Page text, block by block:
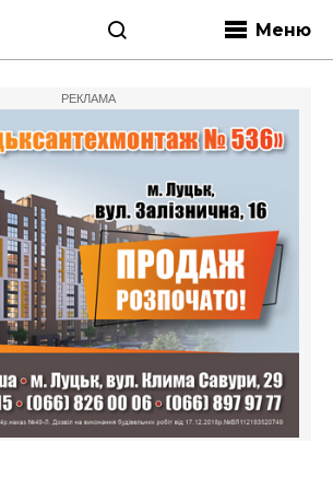
Меню
РЕКЛАМА